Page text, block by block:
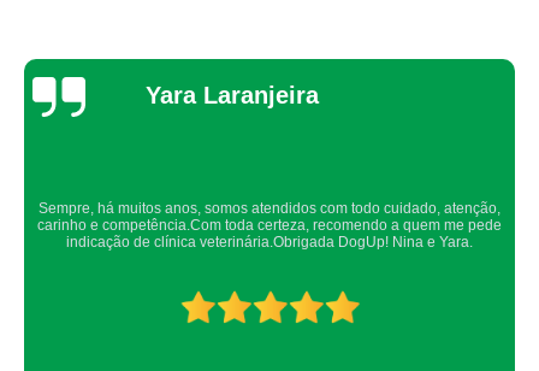
Thaynah Souza
Confio de olhos fechados os meus cachorros nos atendimentos da dog up,
os veterinários sempre são atenciosos e verificam todos os detalhes
possíveis.